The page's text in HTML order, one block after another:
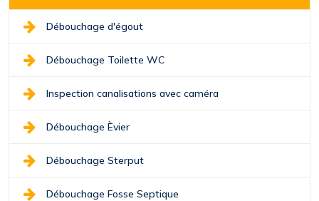
Débouchage d'égout
Débouchage Toilette WC
Inspection canalisations avec caméra
Débouchage Èvier
Débouchage Sterput
Débouchage Fosse Septique